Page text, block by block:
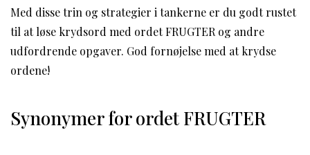
Med disse trin og strategier i tankerne er du godt rustet
til at løse krydsord med ordet FRUGTER og andre
udfordrende opgaver. God fornøjelse med at krydse
ordene!
Synonymer for ordet FRUGTER